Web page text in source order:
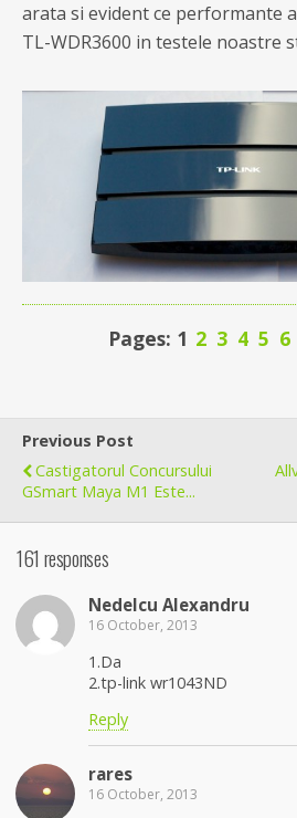
arata si evident ce performante
TL-WDR3600 in testele noastre
Pages: 1 2 3 4 5 6
Previous Post
Castigatorul Concursului
GSmart Maya M1 Este...
161 responses
Nedelcu Alexandru
16 October, 2013
1.Da
2.tp-link wr1043ND
Reply
rares
16 October, 2013